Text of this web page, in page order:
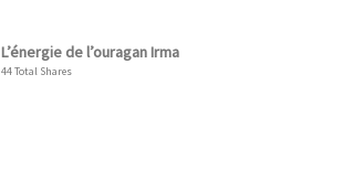
L’énergie de l’ouragan Irma
44 Total Shares